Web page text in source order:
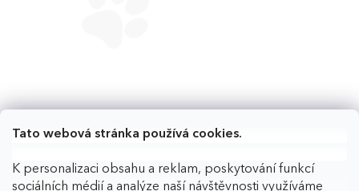
Tato webová stránka používá cookies.
K personalizaci obsahu a reklam, poskytování funkcí
sociálních médií a analýze naší návštěvnosti využíváme